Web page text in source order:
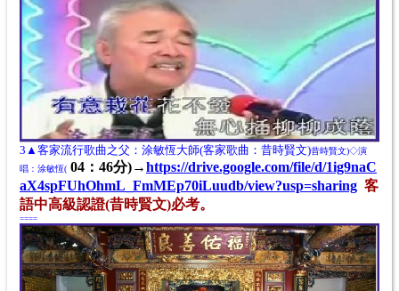
3▲客家流行歌曲之父：涂敏恆大師(客家歌曲：昔時賢文)昔時賢文)◇演
唱：涂敏恆( 04：46分)→https://drive.google.com/file/d/1ig9naC
aX4spFUhOhmL_FmMEp70iLuudb/view?usp=sharing 客
語中高級認證(昔時賢文)必考。
====